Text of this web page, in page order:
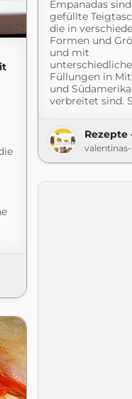
Empanadas sind
gefüllte
die in
Formen und
und mit
Füllungen in
und Südamerika
verbreitet sind.
Rezepte
valentinas-